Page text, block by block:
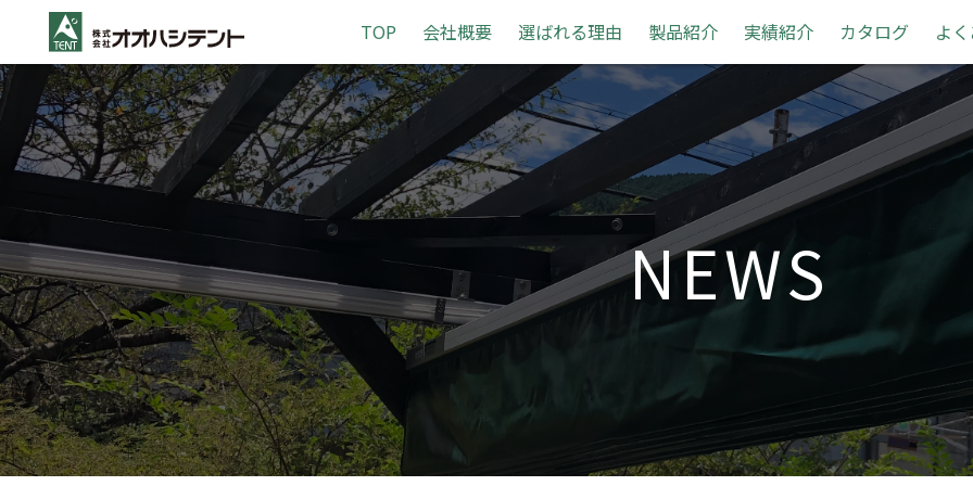
i
p
n
t
e
n
t
TOP 会社概要 選ばれる理由 製品紹介 実績紹介 カタログ よ
NEWS